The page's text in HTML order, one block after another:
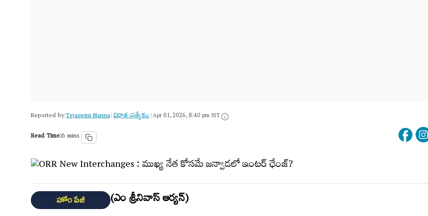
Reported by:Tejaswini Nanna|విధాత ప్రత్యేకం|Apr 01, 2026, 8:40 pm IST
Read Time:6 mins
హోం పేజీ
(ఎం శ్రీనివాస్‌ ఆర్యన్‌)